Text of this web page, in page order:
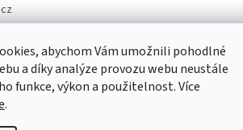
abychom Vám umožnili pohodlné
a díky analýze provozu webu neustále
funkce, výkon a použitelnost. Více
.